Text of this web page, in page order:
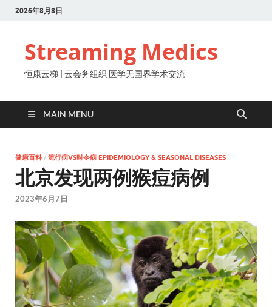
2026年8月8日
Streaming Medics
恒康云梯 | 云会务组织 医学无国界学术交流
MAIN MENU
健康百科 / 流行病VS时令病 EPIDEMIOLOGY & SEASONAL DISEASES
北京发现两例猴痘病例
2023年6月7日